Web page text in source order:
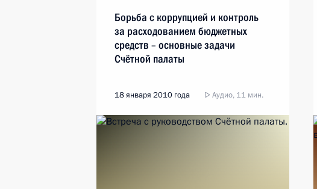
Борьба с коррупцией и контроль
за расходованием бюджетных
средств – основные задачи
Счётной палаты
18 января 2010 года Аудио, 11 мин.